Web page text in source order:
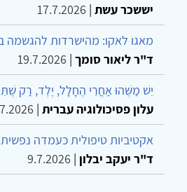
יששכר עשת |
17.7.2026
מאגו לאקו: מהישרדות להגשמה
ד"ר ליאור סומך |
19.7.2026
יֵשׁ מַשֶּׁהוּ אַחֲרֵי הֶחָלָל, יֶלֶד, רַק
עלון פסיכולוגיה עברית |
אקטיביות טיפולית כעמדה
ד"ר יעקב יבלון |
9.7.2026